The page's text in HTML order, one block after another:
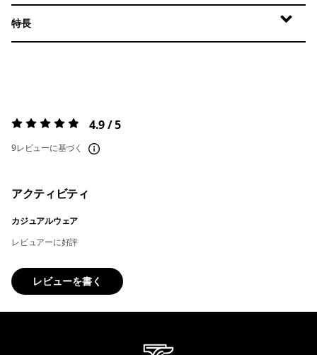
特長
評価:4.9 / 5 4.9 / 5
9レビューに基づく
アクティビティ
カジュアルウェア
レビュアーに好評
レビューを書く